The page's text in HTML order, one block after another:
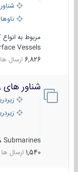
مربوط به انواع
Vessels
6,826 ارسال ها
شناور های
Submarines
1,540 ارسال ها